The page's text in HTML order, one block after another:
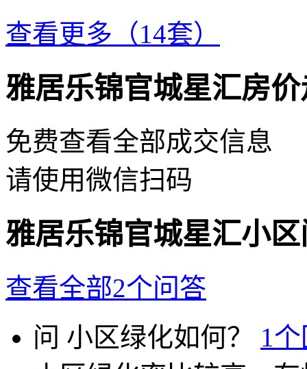
查看更多（14套）
雅居乐锦官城星汇房
免费查看全部成交信息
请使用微信扫码
雅居乐锦官城星汇小
查看全部2个问答
问 小区绿化如何？
1